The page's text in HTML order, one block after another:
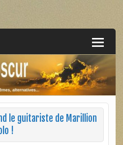
le guitariste de Marillion
!